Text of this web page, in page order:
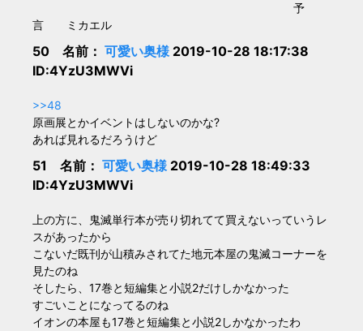
予
言 ミカエル
50 名前： 可愛い奥様2019-10-28 18:17:38
ID:4YzU3MWVi
>>48
原画展とかイベントはしないのかな?
あれば見れるだろうけど
51 名前： 可愛い奥様2019-10-28 18:49:33
ID:4YzU3MWVi
上の方に、鬼滅単行本が売り切れてて買えないっていうレ
スがあったから
こないだ既刊が山積みされてた地元本屋の鬼滅コーナーを
見たのね
そしたら、17巻と短編集と小説2だけしかなかった
すごいことになってるのね
イオンの本屋も17巻と短編集と小説2しかなかったわ